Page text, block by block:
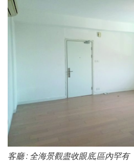
客廳 : 全海景觀盡收眼底,區內罕有